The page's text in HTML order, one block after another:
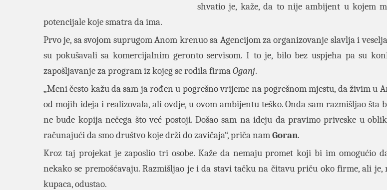
shvatio je, kaže, da to nije ambijent u kojem
potencijale koje smatra da ima.
Prvo je, sa svojom suprugom Anom krenuo sa Agencijom za organizovanje slavlja i
su pokušavali sa komercijalnim geronto servisom. I to je, bilo bez uspjeha pa su
zapošljavanje za program iz kojeg se rodila firmaOganj.
„Meni često kažu da sam ja rođen u pogrešno vrijeme na pogrešnom mjestu, da živim u
od mojih ideja i realizovala, ali ovdje, u ovom ambijentu teško. Onda sam razmišljao šta
ne bude kopija nečega što već postoji. Došao sam na ideju da pravimo priveske u
računajući da smo društvo koje drži do zavičaja“, priča namGoran.
Kroz taj projekat je zaposlio tri osobe. Kaže da nemaju promet koji bi im omogućio
nekako se premošćavaju. Razmišljao je i da stavi tačku na čitavu priču oko firme, ali je,
kupaca, odustao.